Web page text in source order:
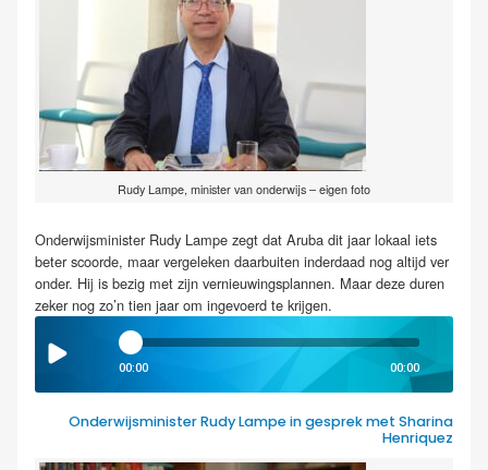
Rudy Lampe, minister van onderwijs – eigen foto
Onderwijsminister Rudy Lampe zegt dat Aruba dit jaar lokaal iets
beter scoorde, maar vergeleken daarbuiten inderdaad nog altijd ver
onder. Hij is bezig met zijn vernieuwingsplannen. Maar deze duren
zeker nog zo’n tien jaar om ingevoerd te krijgen.
00:00 00:00
Onderwijsminister Rudy Lampe in gesprek met Sharina
Henriquez